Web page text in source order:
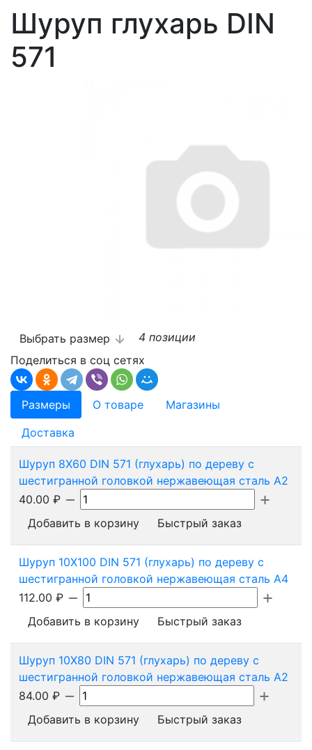
Шуруп глухарь DIN
571
Выбрать размер
4 позиции
Поделиться в соц сетях
Размеры О товаре
Магазины
Доставка
Шуруп 8X60 DIN 571 (глухарь) по дереву с
шестигранной головкой нержавеющая сталь А2
40.00 ₽
Добавить в корзину
Быстрый заказ
Шуруп 10X100 DIN 571 (глухарь) по дереву с
шестигранной головкой нержавеющая сталь А4
112.00 ₽
Добавить в корзину
Быстрый заказ
Шуруп 10X80 DIN 571 (глухарь) по дереву с
шестигранной головкой нержавеющая сталь А2
84.00 ₽
Добавить в корзину
Быстрый заказ